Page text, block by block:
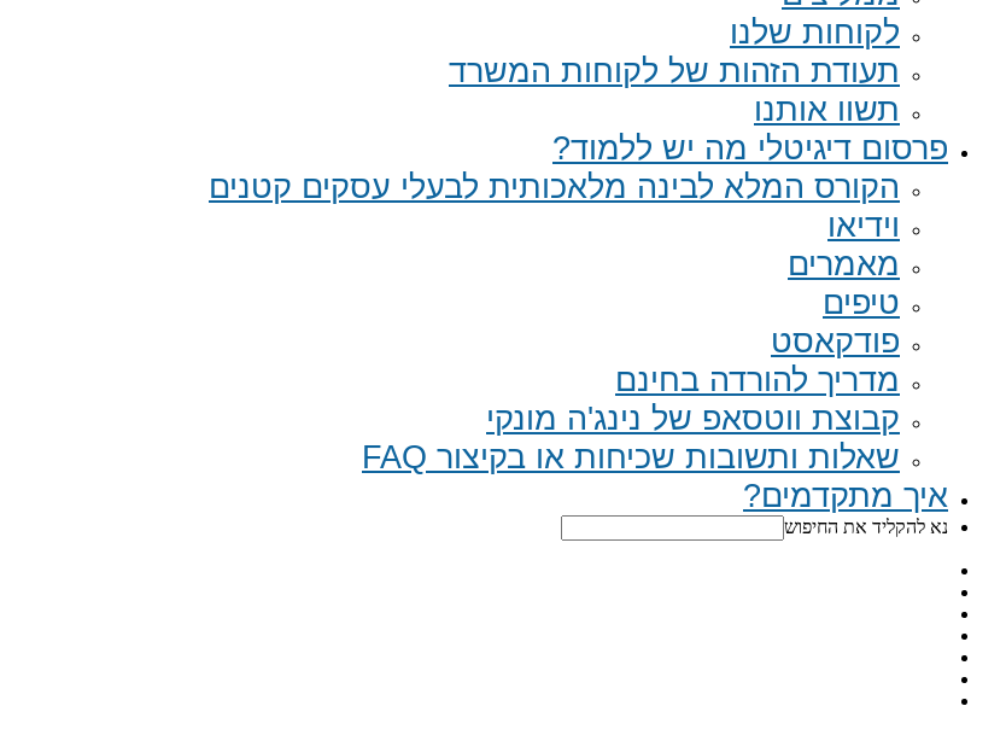
לקוחות שלנו
תעודת הזהות של לקוחות המשרד
תשוו אותנו
פרסום דיגיטלי מה יש ללמוד?
הקורס המלא לבינה מלאכותית לבעלי עסקים קטנים
וידיאו
מאמרים
טיפים
פודקאסט
מדריך להורדה בחינם
קבוצת ווטסאפ של נינג'ה מונקי​
שאלות ותשובות שכיחות או בקיצור FAQ
איך מתקדמים?
נא להקליד את החיפוש